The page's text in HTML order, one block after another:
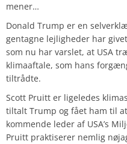
mener…
Donald Trump er en
gentagne lejligheder har
som nu har varslet, at USA
klimaaftale, som hans
tiltrådte.
Scott Pruitt er ligeledes
tiltalt Trump og fået ham til
kommende leder af USA’s
Pruitt praktiserer nemlig